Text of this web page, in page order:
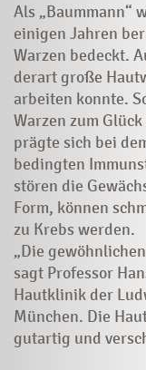
Als „Baummann“
einigen Jahren
Warzen bedeckt.
derart große
arbeiten konnte.
Warzen zum
prägte sich bei
bedingten
stören die
Form, können
zu Krebs werden.
„Die
sagt Professor
Hautklinik der
München. Die
gutartig und